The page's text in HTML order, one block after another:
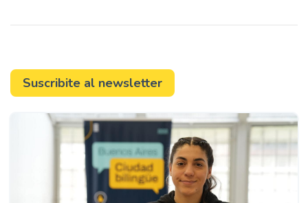
n
p
a
Suscribite al newsletter